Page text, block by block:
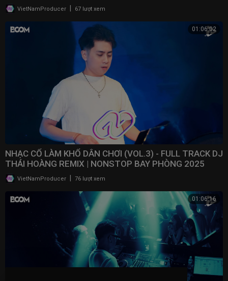
VietNamProducer 67 lượt xem
01:06:02
NHẠC CỔ LÀM KHỔ DÂN CHƠI (VOL.3) - FULL TRACK DJ
THÁI HOÀNG REMIX | NONSTOP BAY PHÒNG 2025
VietNamProducer 76 lượt xem
01:06:16